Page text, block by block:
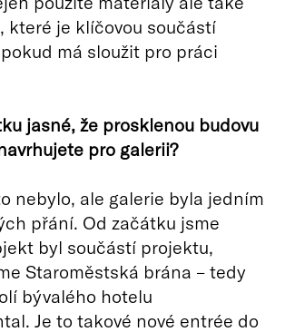
které je klíčovou součástí
má sloužit pro práci
jasné, že prosklenou budovu
pro galerii?
nebylo, ale galerie byla jedním
přání. Od začátku jsme
byl součástí projektu,
Staroměstská brána – tedy
bývalého hotelu
Je to takové nové entrée do